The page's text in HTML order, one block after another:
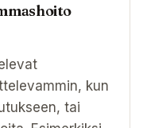
kun
tai